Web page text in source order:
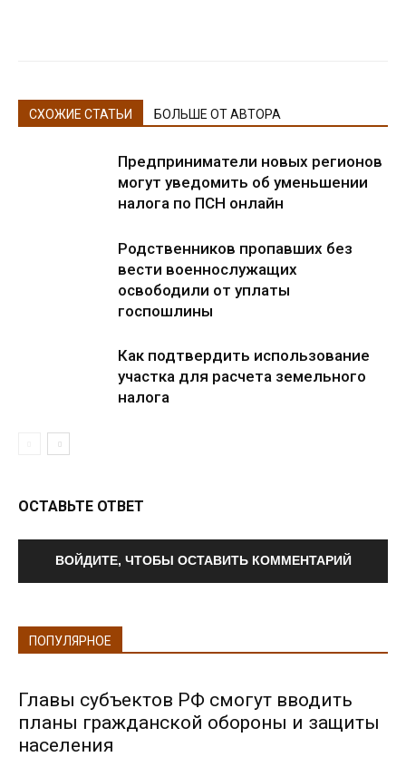
СХОЖИЕ СТАТЬИ БОЛЬШЕ ОТ АВТОРА
Предприниматели новых регионов
могут уведомить об уменьшении
налога по ПСН онлайн
Родственников пропавших без
вести военнослужащих
освободили от уплаты
госпошлины
Как подтвердить использование
участка для расчета земельного
налога
ОСТАВЬТЕ ОТВЕТ
ВОЙДИТЕ, ЧТОБЫ ОСТАВИТЬ КОММЕНТАРИЙ
ПОПУЛЯРНОЕ
Главы субъектов РФ смогут вводить
планы гражданской обороны и защиты
населения